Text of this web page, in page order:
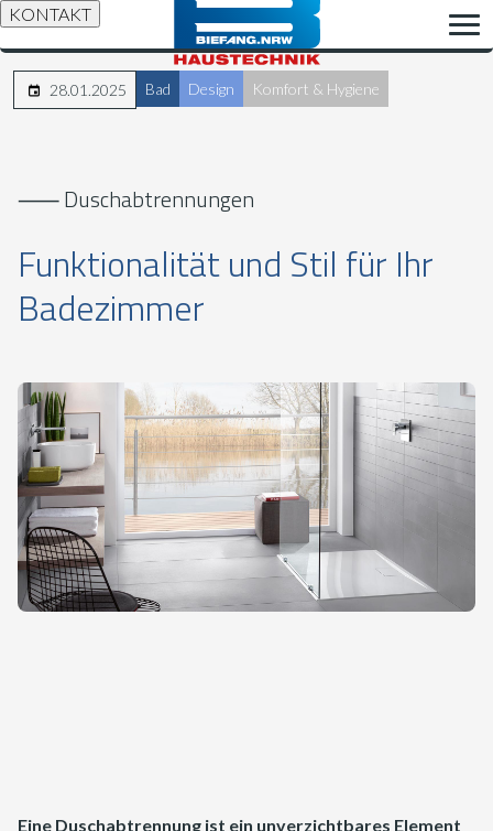
KONTAKT
28.01.2025 Bad Design Komfort & Hygiene
⸺ Duschabtrennungen
Funktionalität und Stil für Ihr
Badezimmer
Eine Duschabtrennung ist ein unverzichtbares Element